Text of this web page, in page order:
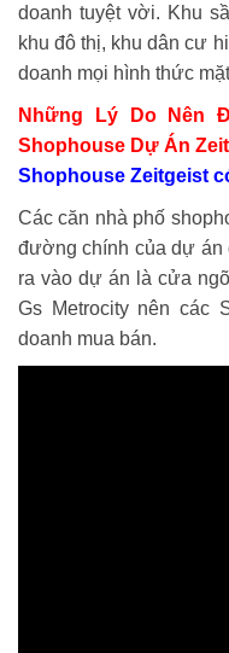
doanh tuyệt vời. Khu
khu đô thị, khu dân cư
doanh mọi hình thức
Những Lý Do Nên
Shophouse Dự Án
Shophouse Zeitgeist
Các căn nhà phố
đường chính của dự án
ra vào dự án là cửa
Gs Metrocity nên các
doanh mua bán.